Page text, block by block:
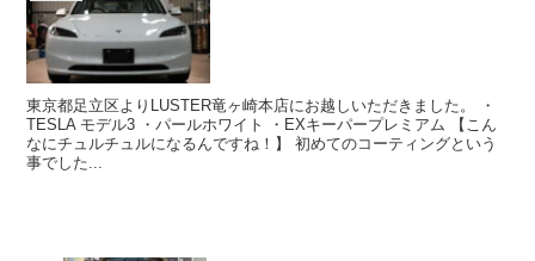
東京都足立区よりLUSTER竜ヶ崎本店にお越しいただきました。 ・
TESLA モデル3 ・パールホワイト ・EXキーパープレミアム 【こん
なにチュルチュルになるんですね！】 初めてのコーティングという
事でした...